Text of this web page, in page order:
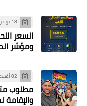
18 يوليو 2025
السعر
ومؤشر
02 أغسطس 2025
مطلوب
والإقامة